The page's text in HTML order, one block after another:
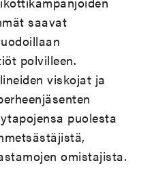
saavat
polvilleen.
viskojat ja
puolesta
omistajista.